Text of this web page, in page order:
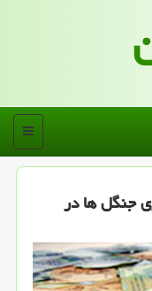
منو
جنگل ها در